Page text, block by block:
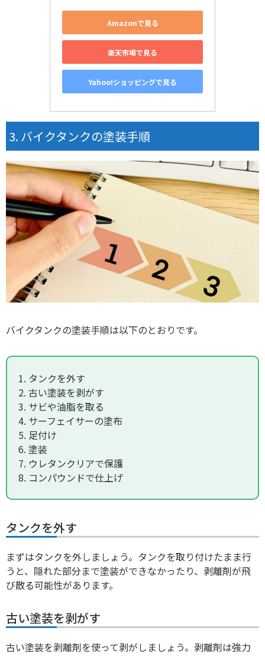
Amazonで見る
楽天市場で見る
Yahoo!ショッピングで見る
バイクタンクの塗装手順
バイクタンクの塗装手順は以下のとおりです。
タンクを外す
古い塗装を剥がす
サビや油脂を取る
サーフェイサーの塗布
足付け
塗装
ウレタンクリアで保護
コンパウンドで仕上げ
タンクを外す
まずはタンクを外しましょう。タンクを取り付けたまま行
うと、隠れた部分まで塗装ができなかったり、剥離剤が飛
び散る可能性があります。
古い塗装を剥がす
古い塗装を剥離剤を使って剥がしましょう。剥離剤は強力